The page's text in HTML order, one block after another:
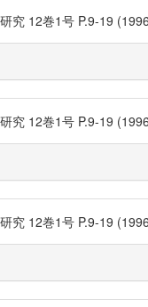
究 12巻1号 P.9-19
究 12巻1号 P.9-19
究 12巻1号 P.9-19